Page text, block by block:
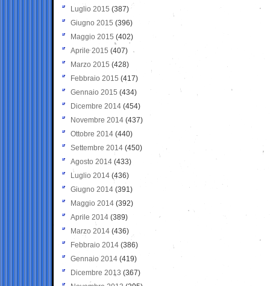
Luglio 2015 (387)
Giugno 2015 (396)
Maggio 2015 (402)
Aprile 2015 (407)
Marzo 2015 (428)
Febbraio 2015 (417)
Gennaio 2015 (434)
Dicembre 2014 (454)
Novembre 2014 (437)
Ottobre 2014 (440)
Settembre 2014 (450)
Agosto 2014 (433)
Luglio 2014 (436)
Giugno 2014 (391)
Maggio 2014 (392)
Aprile 2014 (389)
Marzo 2014 (436)
Febbraio 2014 (386)
Gennaio 2014 (419)
Dicembre 2013 (367)